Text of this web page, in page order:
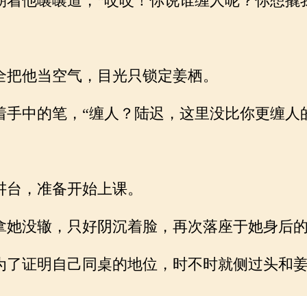
他当空气，目光只锁定姜栖。
中的笔，“缠人？陆迟，这里没比你更缠人
，准备开始上课。
没辙，只好阴沉着脸，再次落座于她身后
证明自己同桌的地位，时不时就侧过头和